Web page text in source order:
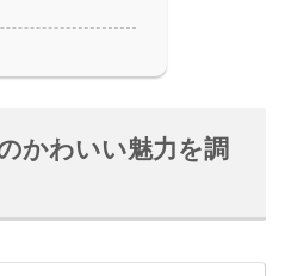
かわいい魅力を調